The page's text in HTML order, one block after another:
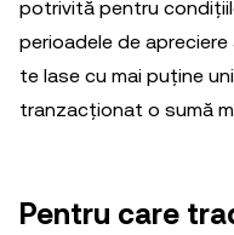
potrivită pentru
perioadele de
te lase cu mai puține
tranzacționat o sumă
Pentru care